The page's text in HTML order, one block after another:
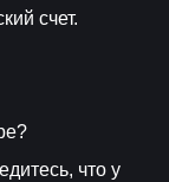
счет.
что у